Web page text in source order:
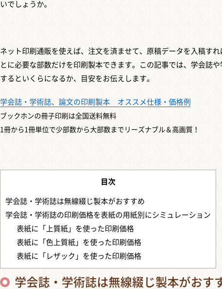
いでしょうか。
ネット印刷通販を使えば、注文を済ませて、原稿データを入稿す
とに必要な部数だけを印刷製本できます。この記事では、学会誌
するといくらになるか、目安をお伝えします。
学会誌・学術誌、論文の印刷製本 オススメ仕様・価格例
ブックホンの冊子印刷は全国送料無料
1冊から1冊単位で少部数から大部数までリーズナブル＆高画質！
目次
学会誌・学術誌は無線綴じ製本がおすすめ
学会誌・学術誌の印刷価格を表紙の用紙別にシミュレーション
表紙に「上質紙」を使った印刷価格
表紙に「色上質紙」を使った印刷価格
表紙に「レザック」を使った印刷価格
学会誌・学術誌は無線綴じ製本がおす